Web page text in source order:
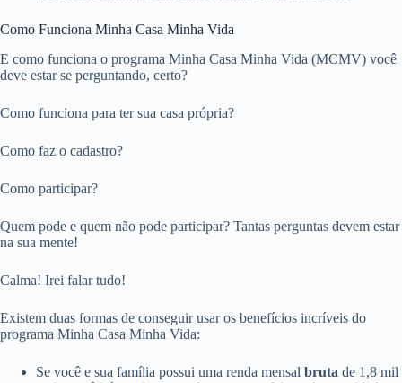
Como Funciona Minha Casa Minha Vida
E como funciona o programa Minha Casa Minha Vida (MCMV) você
deve estar se perguntando, certo?
Como funciona para ter sua casa própria?
Como faz o cadastro?
Como participar?
Quem pode e quem não pode participar? Tantas perguntas devem estar
na sua mente!
Calma! Irei falar tudo!
Existem duas formas de conseguir usar os benefícios incríveis do
programa Minha Casa Minha Vida:
Se você e sua família possui uma renda mensal bruta de 1,8 mil